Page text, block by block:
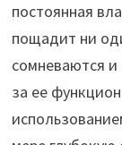
постоянная
пощадит ни
сомневаются и
за ее